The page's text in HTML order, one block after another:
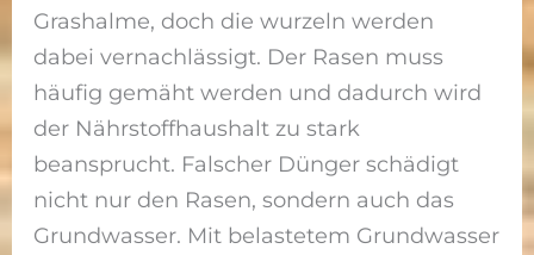
Grashalme, doch die wurzeln werden
dabei vernachlässigt. Der Rasen muss
häufig gemäht werden und dadurch wird
der Nährstoffhaushalt zu stark
beansprucht. Falscher Dünger schädigt
nicht nur den Rasen, sondern auch das
Grundwasser. Mit belastetem Grundwasser